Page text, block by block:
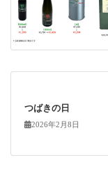
つばきの日
2026年2月8日